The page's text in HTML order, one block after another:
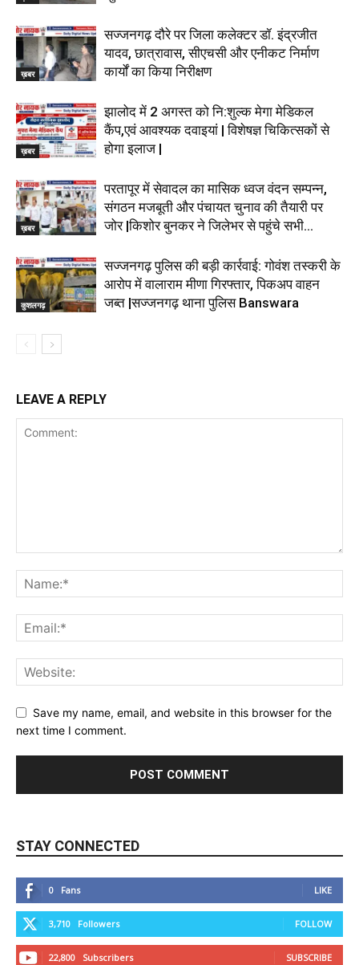
ख़बर
सज्जनगढ़ दौरे पर जिला कलेक्टर डॉ. इंद्रजीत
यादव, छात्रावास, सीएचसी और एनीकट निर्माण
कार्यों का किया निरीक्षण
ख़बर
झालोद में 2 अगस्त को नि:शुल्क मेगा मेडिकल
कैंप,एवं आवश्यक दवाइयां | विशेषज्ञ चिकित्सकों से
होगा इलाज |
ख़बर
परतापूर में सेवादल का मासिक ध्वज वंदन सम्पन्न,
संगठन मजबूती और पंचायत चुनाव की तैयारी पर
जोर |किशोर बुनकर ने जिलेभर से पहुंचे सभी...
कुशलगढ़
सज्जनगढ़ पुलिस की बड़ी कार्रवाई: गोवंश तस्करी के
आरोप में वालाराम मीणा गिरफ्तार, पिकअप वाहन
जब्त |सज्जनगढ़ थाना पुलिस Banswara
LEAVE A REPLY
Save my name, email, and website in this browser for the
next time I comment.
STAY CONNECTED
0 Fans LIKE
3,710 Followers FOLLOW
22,800 Subscribers SUBSCRIBE